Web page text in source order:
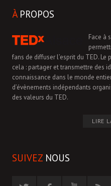
ÀPROPOS
Face à
fans de diffuser l’esprit du TED.
cela : partager et transmettre des
connaissance dans le monde
d’évènements indépendants
des valeurs du TED.
LIRE
SUIVEZ NOUS